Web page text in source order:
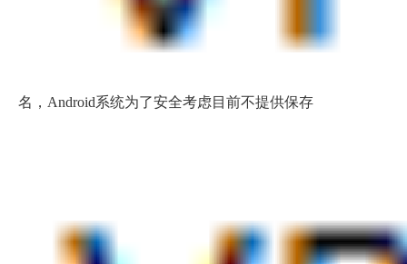
名，Android系统为了安全考虑目前不提供保存